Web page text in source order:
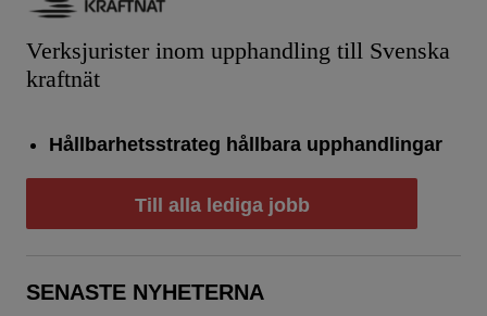
Verksjurister inom upphandling till Svenska
kraftnät
Hållbarhetsstrateg hållbara upphandlingar
Till alla lediga jobb
SENASTE NYHETERNA